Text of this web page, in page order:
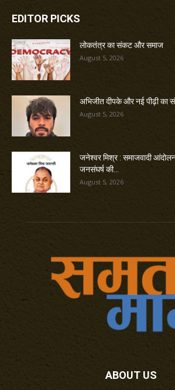
EDITOR PICKS
लोकतंत्र का संकट और समाज
August 5, 2026
अभिजीत दीपके और नई पीढ़ी का
August 5, 2026
जनेश्वर मिश्र : समाजवादी
जनसंघर्ष की...
August 5, 2026
ABOUT US